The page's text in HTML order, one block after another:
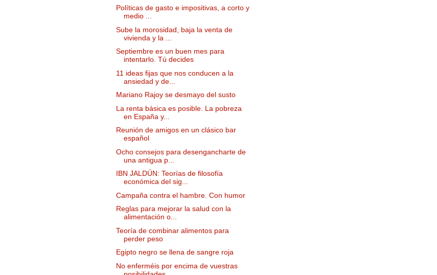
Políticas de gasto e impositivas, a corto y
medio ...
Sube la morosidad, baja la venta de
vivienda y la ...
Septiembre es un buen mes para
intentarlo. Tú decides
11 ideas fijas que nos conducen a la
ansiedad y de...
Mariano Rajoy se desmayo del susto
La renta básica es posible. La pobreza
en España y...
Reunión de amigos en un clásico bar
español
Ocho consejos para desengancharte de
una antigua p...
IBN JALDÚN: Teorías de filosofía
económica del sig...
Campaña contra el hambre. Con humor
Reglas para mejorar la salud con la
alimentación o...
Teoría de combinar alimentos para
perder peso
Egipto negro se llena de sangre roja
No enferméis por encima de vuestras